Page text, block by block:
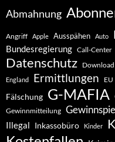
Abmahnung
Angriff Apple Ausspähen Auto
Bundesregierung Call-Center
Datenschutz Download
England Ermittlungen EU
Fälschung G-MAFIA
Gewinnmitteilung
Illegal Inkassobüro Kinder